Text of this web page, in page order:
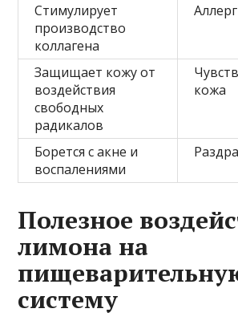
Стимулирует
производство
коллагена
Защищает кожу от
воздействия
свободных
радикалов
кожа
Борется с акне и
воспалениями
Полезное
лимона на
систему